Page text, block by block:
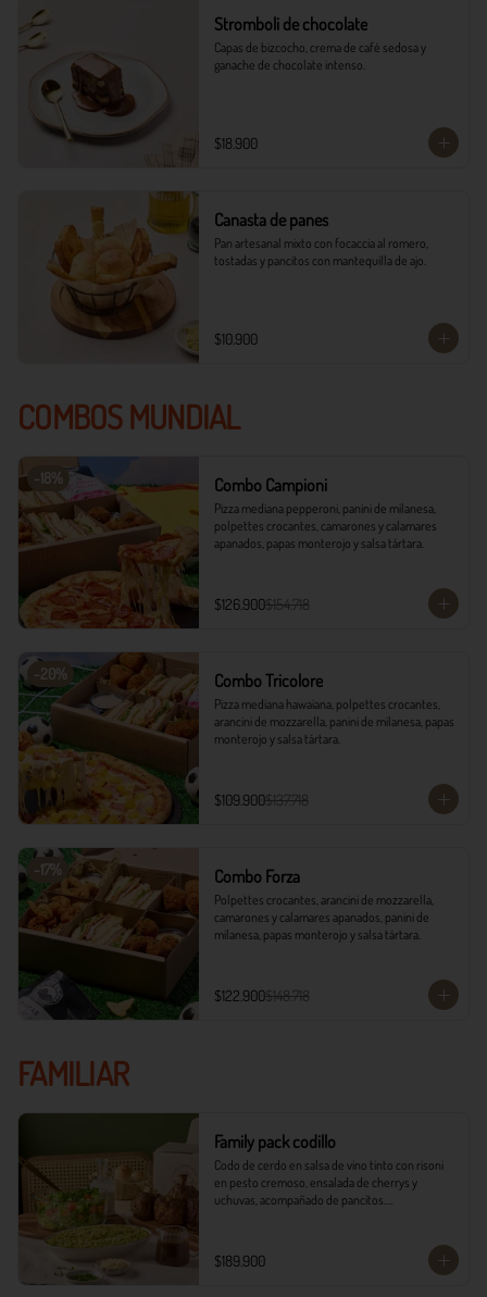
Stromboli de chocolate
Capas de bizcocho, crema de café sedosa y
ganache de chocolate intenso.
$18.900
Canasta de panes
Pan artesanal mixto con focaccia al romero,
tostadas y pancitos con mantequilla de ajo.
$10.900
COMBOS MUNDIAL
-18% Combo Campioni
Pizza mediana pepperoni, panini de milanesa,
polpettes crocantes, camarones y calamares
apanados, papas monterojo y salsa tártara.
$126.900$154.718
-20% Combo Tricolore
Pizza mediana hawaiana, polpettes crocantes,
arancini de mozzarella, panini de milanesa, papas
monterojo y salsa tártara.
$109.900$137.718
-17% Combo Forza
Polpettes crocantes, arancini de mozzarella,
camarones y calamares apanados, panini de
milanesa, papas monterojo y salsa tártara.
$122.900$148.718
FAMILIAR
Family pack codillo
Codo de cerdo en salsa de vino tinto con risoni
en pesto cremoso, ensalada de cherrys y
uchuvas, acompañado de pancitos.​​
- Risoni (Cantidad ideal para 4 personas)​
- Pancitos​
$189.900